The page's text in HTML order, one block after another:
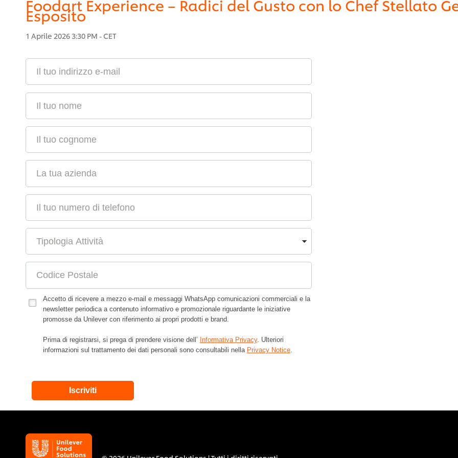
Foodart Experience – Radici del Gusto con lo Chef Stellato
Esposito
1 Aprile 2026 3:30 PM - CET
Accetto di ricevere a mezzo e-mail e messaggi WhatsApp comunicazioni commerciali e la
newsletter periodica a contenuto informativo e promozionale riguardante le iniziative
promosse da Unilever con riferimento ai propri prodotti e brand.
Prima di registrarsi, si prega di prendere visione dell’ Informativa Privacy. Ulteriori
informazioni sul trattamento dei dati personali sono consultabili nella Privacy Notice.
Iscriviti